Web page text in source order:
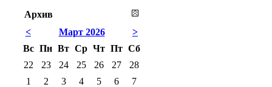
Архив
<
>
Март 2026
Вс Пн Вт Ср Чт Пт Сб
22
23 24 25 26 27
28
1
2 3 4 5 6
7